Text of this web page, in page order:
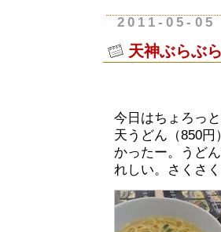
2011-05-05
天神ぶらぶら
今日はちょろっ
天うどん（850
かったー。うど
れしい。さくさく